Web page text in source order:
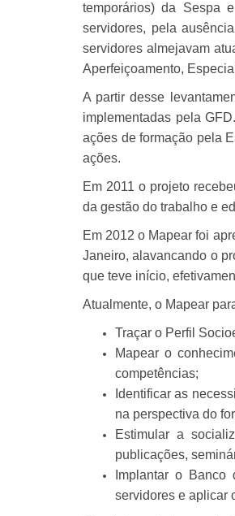
temporários) da Sespa
servidores, pela
servidores almejavam
Aperfeiçoamento,
A partir desse
implementadas pela
ações de formação pela
ações.
Em 2011 o projeto
da gestão do trabalho e
Em 2012 o Mapear foi
Janeiro, alavancando o
que teve início,
Atualmente, o Mapear
Traçar o Perfil
Mapear o
competências;
Identificar as
na perspectiva do
Estimular a
publicações,
Implantar o
servidores e aplicar